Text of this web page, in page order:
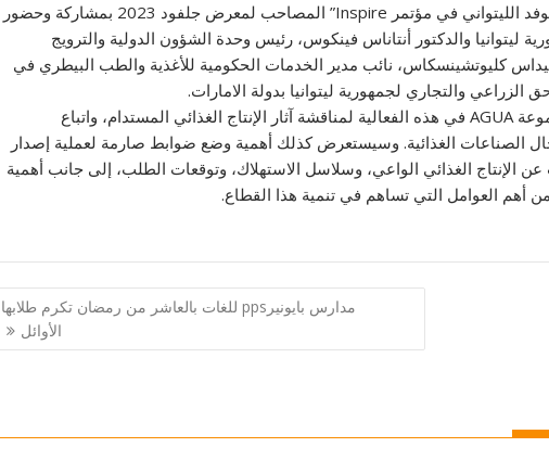
من جهة أخرى سيكون هنالك برنامجًا افتتاحيًا للوفد الليتواني في مؤتمر Inspire” المصاحب لمعرض جلفود 2023 بمشاركة وحضور
ليتوانيا والدكتور أنتاناس فينكوس، رئيس وحدة الشؤون الدولية والترويج
كليوتشينسكاس، نائب مدير الخدمات الحكومية للأغذية والطب البيطري في
الزراعي والتجاري لجمهورية ليتوانيا بدولة الامارات.
كما سيشارك السيد لاوريناس مشكينيز من مجموعة AGUA في هذه الفعالية لمناقشة آثار الإنتاج الغذائي المستدام، واتباع
الصناعات الغذائية. وسيستعرض كذلك أهمية وضع ضوابط صارمة لعملية إصدار
الإنتاج الغذائي الواعي، وسلاسل الاستهلاك، وتوقعات الطلب، إلى جانب أهمية
أهم العوامل التي تساهم في تنمية هذا القطاع.
مدارس بايونيرpps للغات بالعاشر من رمضان تكرم طلابها
الأوائل